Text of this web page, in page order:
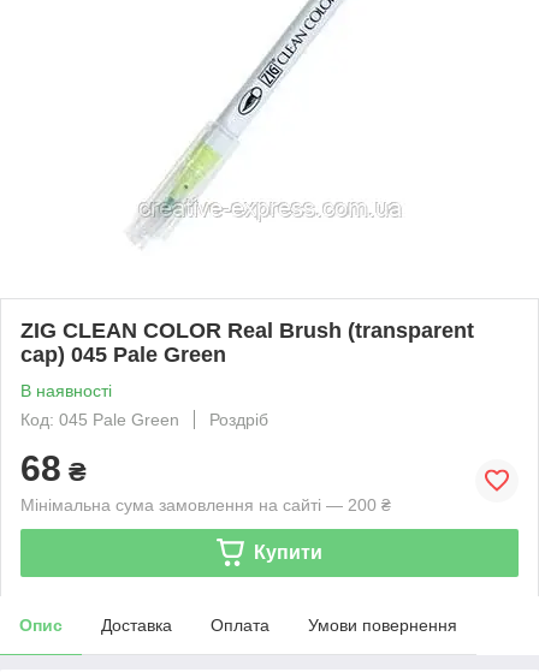
ZIG CLEAN COLOR Real Brush (transparent
cap) 045 Pale Green
В наявності
Код: 045 Pale Green
Роздріб
68 ₴
Мінімальна сума замовлення на сайті — 200 ₴
Купити
Опис Доставка Оплата Умови повернення